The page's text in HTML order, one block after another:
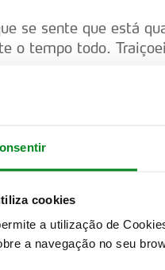
cookies
a utilização de
a navegação no seu
se sente que está
o tempo todo.
complicado. Na
Mesmo a
muito rápido».
mas conseguimos.
naquela